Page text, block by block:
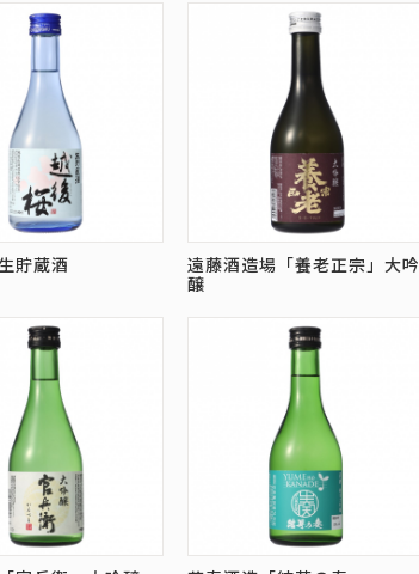
貯蔵酒
遠藤酒造場「養老正宗」大吟
醸